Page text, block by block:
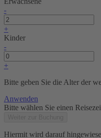
-
+
Kinder
-
+
Bitte geben Sie die Alter der
Anwenden
Bitte wählen Sie einen
Hiermit wird darauf